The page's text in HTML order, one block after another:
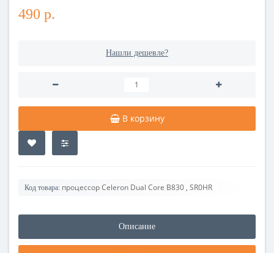
490 р.
Нашли дешевле?
В корзину
Код товара: процессор Celeron Dual Core B830 , SR0HR
Описание